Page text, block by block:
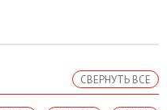
СВЕРНУТЬ ВСЕ